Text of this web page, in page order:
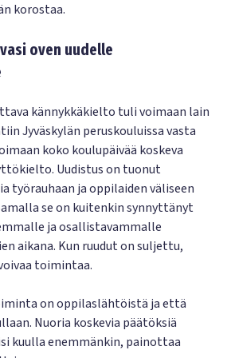
korostaa.
oven uudelle
kännykkäkielto tuli voimaan lain
Jyväskylän peruskouluissa vasta
koko koulupäivää koskeva
Uudistus on tuonut
työrauhaan ja oppilaiden väliseen
se on kuitenkin synnyttänyt
ja osallistavammalle
aikana. Kun ruudut on suljettu,
toimintaa.
on oppilaslähtöistä ja että
Nuoria koskevia päätöksiä
kuulla enemmänkin, painottaa